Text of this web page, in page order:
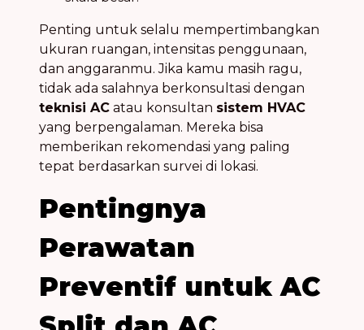
Penting untuk selalu mempertimbangkan
ukuran ruangan, intensitas penggunaan,
dan anggaranmu. Jika kamu masih ragu,
tidak ada salahnya berkonsultasi dengan
teknisi AC atau konsultan sistem HVAC
yang berpengalaman. Mereka bisa
memberikan rekomendasi yang paling
tepat berdasarkan survei di lokasi.
Pentingnya
Perawatan
Preventif untuk AC